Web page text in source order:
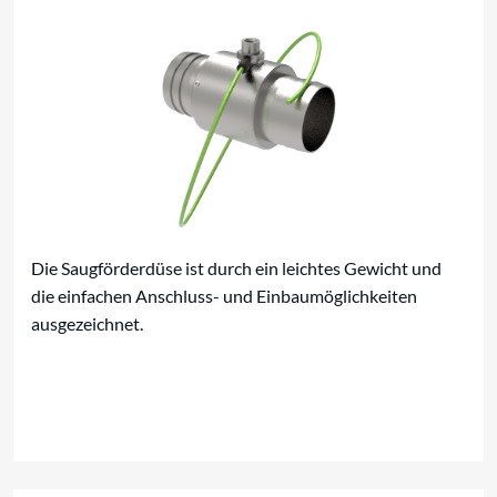
Die Saugförderdüse ist durch ein leichtes Gewicht und
die einfachen Anschluss- und Einbaumöglichkeiten
ausgezeichnet.